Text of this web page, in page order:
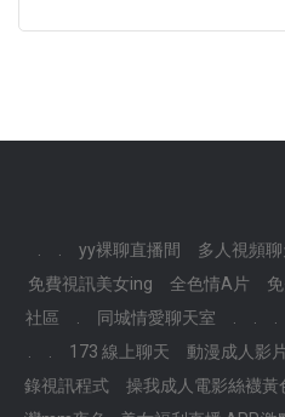
yy裸聊直播間 多人視頻
免費視訊美女ing
全色情A片
社區
同城情愛聊天室
173 線上聊天 動漫成人影
錄視訊程式
操我成人電影絲襪黃